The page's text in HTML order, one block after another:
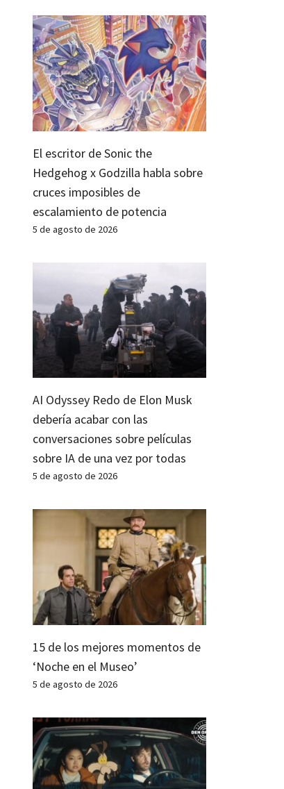
El escritor de Sonic the
Hedgehog x Godzilla habla sobre
cruces imposibles de
escalamiento de potencia
5 de agosto de 2026
AI Odyssey Redo de Elon Musk
debería acabar con las
conversaciones sobre películas
sobre IA de una vez por todas
5 de agosto de 2026
15 de los mejores momentos de
‘Noche en el Museo’
5 de agosto de 2026